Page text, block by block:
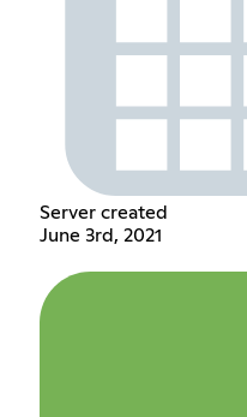
Server created
June 3rd, 2021